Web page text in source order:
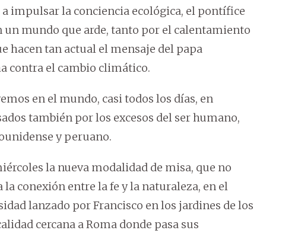
impulsar la conciencia ecológica, el pontífice
un mundo que arde, tanto por el calentamiento
hacen tan actual el mensaje del papa
contra el cambio climático.
en el mundo, casi todos los días, en
también por los excesos del ser humano,
y peruano.
la nueva modalidad de misa, que no
conexión entre la fe y la naturaleza, en el
lanzado por Francisco en los jardines de los
cercana a Roma donde pasa sus